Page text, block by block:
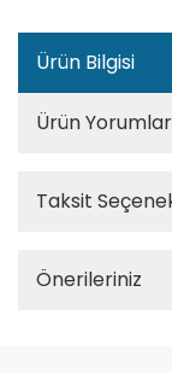
Ürün Bilgisi
Ürün
Taksit
Önerileriniz